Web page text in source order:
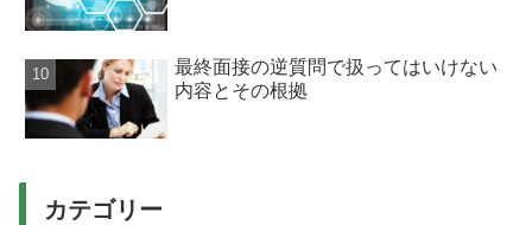
最終面接の逆質問で扱ってはいけない
内容とその根拠
カテゴリー